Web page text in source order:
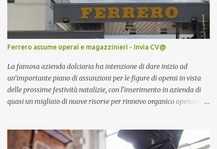
Ferrero assume operai e magazzinieri - Invia CV@
La famosa azienda dolciaria ha intenzione di dare inizio ad
un’importante piano di assunzioni per le figure di operai in vista
delle prossime festività natalizie, con l’inserimento in azienda di
quasi un migliaio di nuove risorse per rinnovo organico operante